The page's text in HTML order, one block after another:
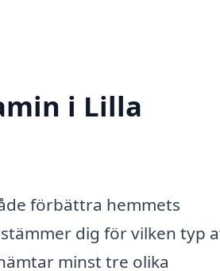
i Lilla
förbättra hemmets
dig för vilken typ
minst tre olika